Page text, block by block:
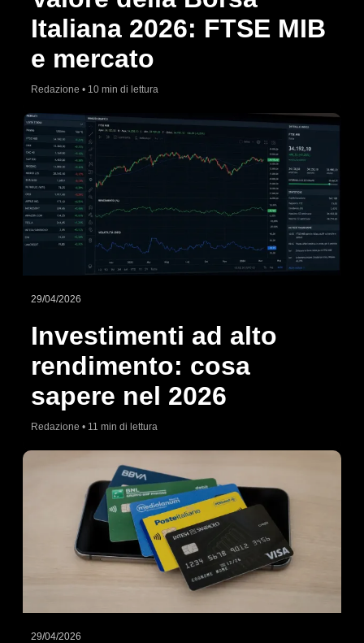
Italiana 2026: FTSE MIB
e mercato
Redazione • 10 min di lettura
29/04/2026
Investimenti ad alto
rendimento: cosa
sapere nel 2026
Redazione • 11 min di lettura
29/04/2026